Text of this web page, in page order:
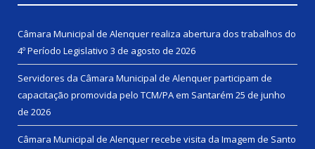
Câmara Municipal de Alenquer realiza abertura dos trabalhos do
4º Período Legislativo 3 de agosto de 2026
Servidores da Câmara Municipal de Alenquer participam de
capacitação promovida pelo TCM/PA em Santarém 25 de junho
de 2026
Câmara Municipal de Alenquer recebe visita da Imagem de Santo